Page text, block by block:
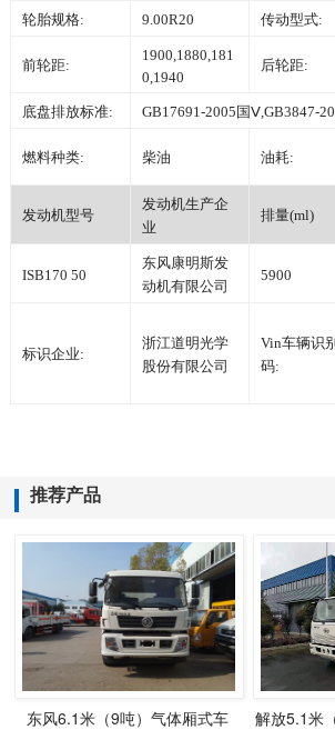
轮胎规格: 9.00R20 传动型式:
前轮距:
1900,1880,181
0,1940
后轮距:
底盘排放标准: GB17691-2005国Ⅴ,GB3847-
燃料种类: 柴油 油耗:
发动机型号
发动机生产企
业
排量(ml)
ISB170 50
东风康明斯发
动机有限公司
5900
标识企业:
浙江道明光学
股份有限公司
Vin车辆识
码:
推荐产品
东风6.1米（9吨）气体厢式车